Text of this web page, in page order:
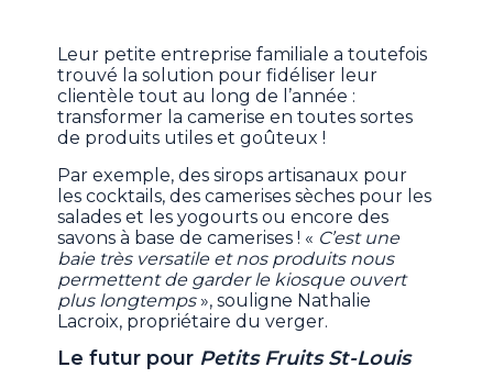
Leur petite entreprise familiale a toutefois
trouvé la solution pour fidéliser leur
clientèle tout au long de l’année :
transformer la camerise en toutes sortes
de produits utiles et goûteux !
Par exemple, des sirops artisanaux pour
les cocktails, des camerises sèches pour les
salades et les yogourts ou encore des
savons à base de camerises ! « C’est une
baie très versatile et nos produits nous
permettent de garder le kiosque ouvert
plus longtemps», souligne Nathalie
Lacroix, propriétaire du verger.
Le futur pour Petits Fruits St-Louis